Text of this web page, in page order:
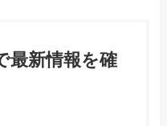
最新情報を確